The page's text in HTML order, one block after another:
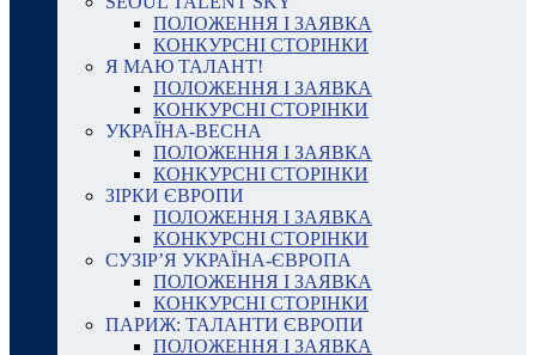
ПОЛОЖЕННЯ І ЗАЯВКА
КОНКУРСНІ СТОРІНКИ
Я МАЮ ТАЛАНТ!
ПОЛОЖЕННЯ І ЗАЯВКА
КОНКУРСНІ СТОРІНКИ
УКРАЇНА-ВЕСНА
ПОЛОЖЕННЯ І ЗАЯВКА
КОНКУРСНІ СТОРІНКИ
ЗІРКИ ЄВРОПИ
ПОЛОЖЕННЯ І ЗАЯВКА
КОНКУРСНІ СТОРІНКИ
СУЗІР’Я УКРАЇНА-ЄВРОПА
ПОЛОЖЕННЯ І ЗАЯВКА
КОНКУРСНІ СТОРІНКИ
ПАРИЖ: ТАЛАНТИ ЄВРОПИ
ПОЛОЖЕННЯ І ЗАЯВКА